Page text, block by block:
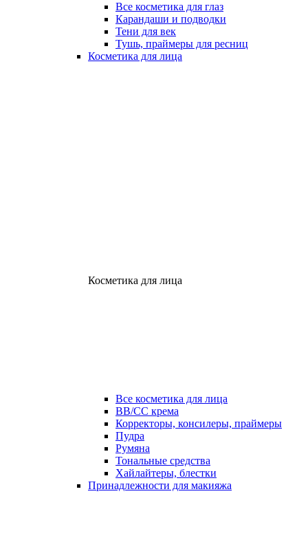
Все косметика для глаз
Карандаши и подводки
Тени для век
Тушь, праймеры для ресниц
Косметика для лица
Косметика для лица
Все косметика для лица
ВВ/СС крема
Корректоры, консилеры, праймеры
Пудра
Румяна
Тональные средства
Хайлайтеры, блестки
Принадлежности для макияжа